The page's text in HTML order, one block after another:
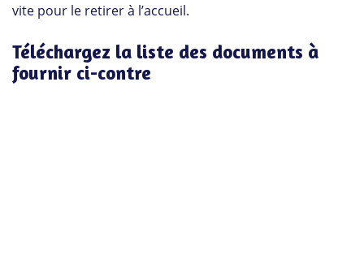
vite pour le retirer à l’accueil.
Téléchargez la liste des documents à
fournir ci-contre